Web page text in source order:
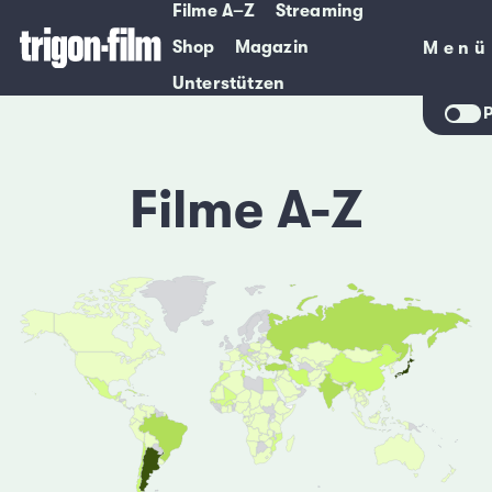
Filme A–Z
Streaming
Shop
Magazin
Unterstützen
Menü
Menü
Filme A-Z